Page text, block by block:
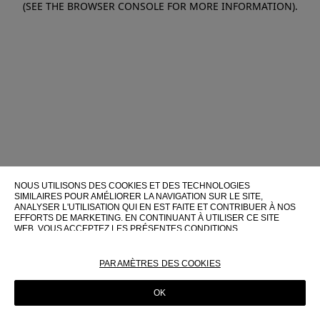
(SEE THE BROWSER CONSOLE FOR MORE INFORMATION).
NOUS UTILISONS DES COOKIES ET DES TECHNOLOGIES
SIMILAIRES POUR AMÉLIORER LA NAVIGATION SUR LE SITE,
ANALYSER L'UTILISATION QUI EN EST FAITE ET CONTRIBUER À NOS
EFFORTS DE MARKETING. EN CONTINUANT À UTILISER CE SITE
WEB, VOUS ACCEPTEZ LES PRÉSENTES CONDITIONS
POUR PLUS D'INFORMATIONS SUR CES TECHNOLOGIES ET LEUR
POLITIQUE EN MATIÈRE DE COOKIES
PARAMÈTRES DES COOKIES
OK